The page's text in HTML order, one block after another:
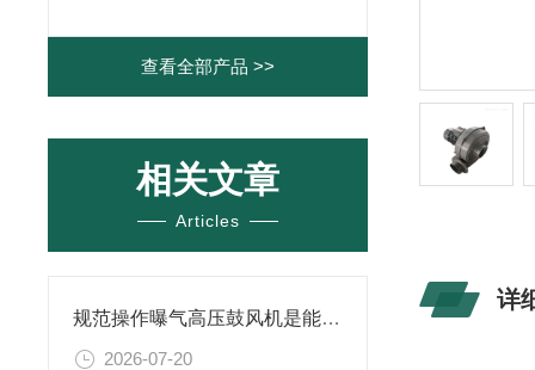
查看全部产品 >>
相关文章
Articles
规范操作曝气高压鼓风机是能保障供气质量的关键
2026-07-20
详